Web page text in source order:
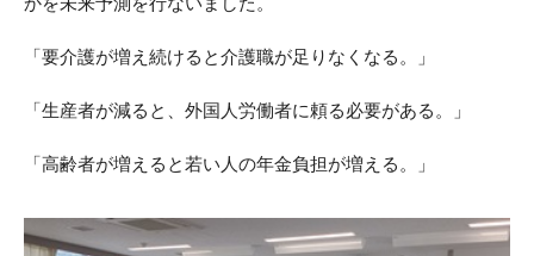
「要介護が増え続けると介護職が足りなくなる。」
「生産者が減ると、外国人労働者に頼る必要がある。」
「高齢者が増えると若い人の年金負担が増える。」